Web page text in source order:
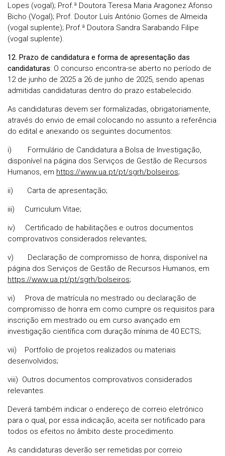
Lopes (vogal); Prof.ª Doutora Teresa Maria Aragonez Afonso
Bicho (Vogal); Prof. Doutor Luís António Gomes de Almeida
(vogal suplente); Prof.ª Doutora Sandra Sarabando Filipe
(vogal suplente).
12. Prazo de candidatura e forma de apresentação das
candidaturas: O concurso encontra-se aberto no período de
12 de junho de 2025 a 26 de junho de 2025, sendo apenas
admitidas candidaturas dentro do prazo estabelecido.
As candidaturas devem ser formalizadas, obrigatoriamente,
através do envio de email colocando no assunto a referência
do edital e anexando os seguintes documentos:
i) Formulário de Candidatura a Bolsa de Investigação,
disponível na página dos Serviços de Gestão de Recursos
Humanos, em https://www.ua.pt/pt/sgrh/bolseiros;
ii) Carta de apresentação;
iii) Curriculum Vitae;
iv) Certificado de habilitações e outros documentos
comprovativos considerados relevantes;
v) Declaração de compromisso de honra, disponível na
página dos Serviços de Gestão de Recursos Humanos, em
https://www.ua.pt/pt/sgrh/bolseiros;
vi) Prova de matrícula no mestrado ou declaração de
compromisso de honra em como cumpre os requisitos para
inscrição em mestrado ou em curso avançado em
investigação científica com duração mínima de 40 ECTS;
vii) Portfolio de projetos realizados ou materiais
desenvolvidos;
viii) Outros documentos comprovativos considerados
relevantes.
Deverá também indicar o endereço de correio eletrónico
para o qual, por essa indicação, aceita ser notificado para
todos os efeitos no âmbito deste procedimento.
As candidaturas deverão ser remetidas por correio